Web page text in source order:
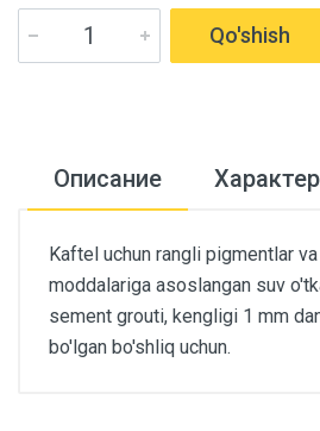
Qo'shish
Описание
Kaftel uchun rangli pigmentlar
moddalariga asoslangan suv
sement grouti, kengligi 1 mm
bo'lgan bo'shliq uchun.